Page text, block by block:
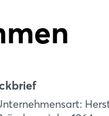
Mehr Infos